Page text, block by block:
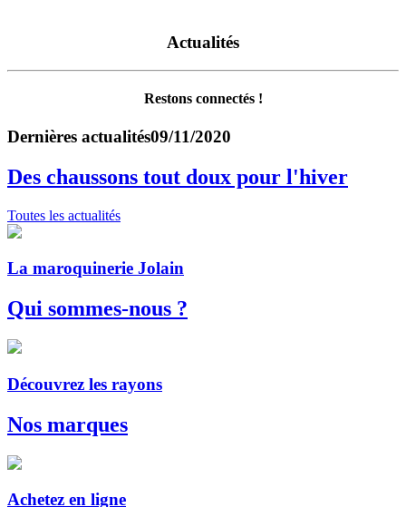
Actualités
Restons connectés !
Dernières actualités09/11/2020
Des chaussons tout doux pour l'hiver
Toutes les actualités
La maroquinerie Jolain
Qui sommes-nous ?
Découvrez les rayons
Nos marques
Achetez en ligne